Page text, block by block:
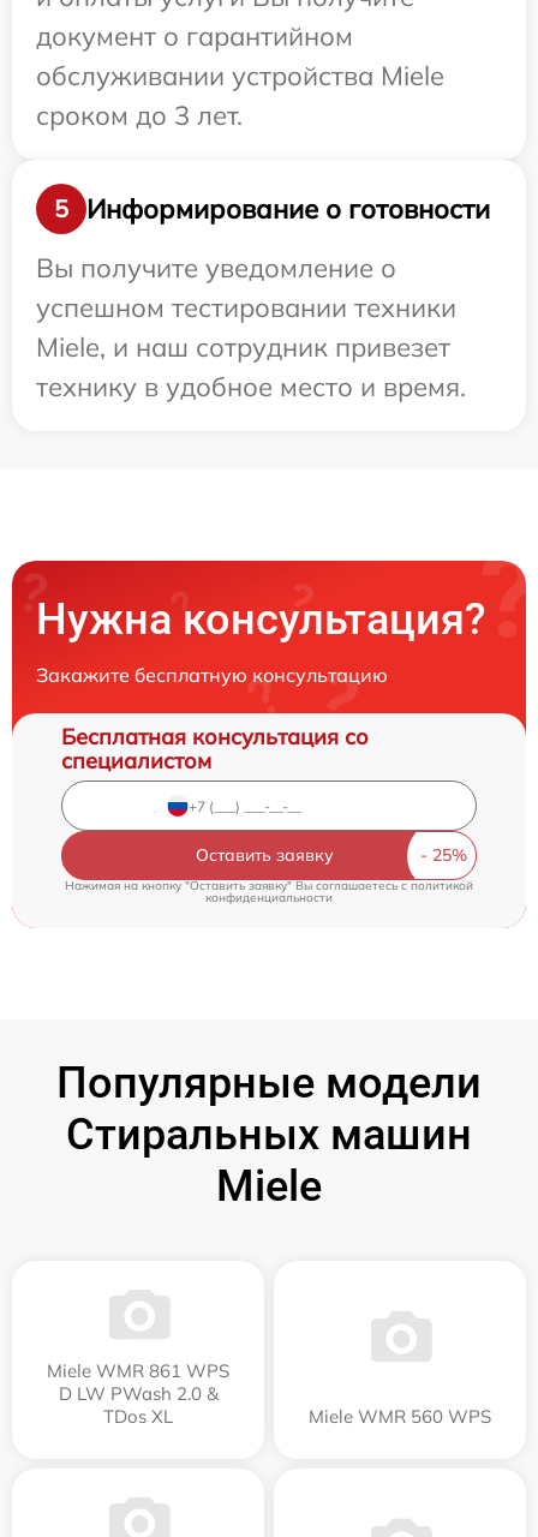
документ о гарантийном
обслуживании устройства Miele
сроком до 3 лет.
5
Информирование о готовности
Вы получите уведомление о
успешном тестировании техники
Miele, и наш сотрудник привезет
технику в удобное место и время.
Нужна консультация?
Закажите бесплатную консультацию
Бесплатная консультация со
специалистом
Оставить заявку
Нажимая на кнопку "Оставить заявку" Вы соглашаетесь cполитикой
конфиденциальности
Популярные модели
Стиральных машин
Miele
Miele WMR 861 WPS
D LW PWash 2.0 &
TDos XL
Miele WMR 560 WPS